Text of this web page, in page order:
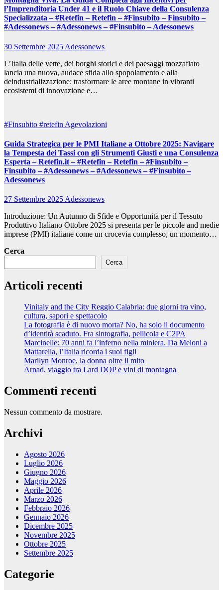
l’Imprenditoria Under 41 e il Ruolo Chiave della Consulenza
Specializzata – #Retefin – Retefin – #Finsubito – Finsubito –
#Adessonews – #Adessonews – #Finsubito – Adessonews
30 Settembre 2025 Adessonews
L’Italia delle vette, dei borghi storici e dei paesaggi mozzafiato
lancia una nuova, audace sfida allo spopolamento e alla
deindustrializzazione: trasformare le aree montane in vibranti
ecosistemi di innovazione e…
#Finsubito #retefin Agevolazioni
Guida Strategica per le PMI Italiane a Ottobre 2025: Navigare
la Tempesta dei Tassi con gli Strumenti Giusti e una Consulenza
Esperta – Retefin.it – #Retefin – Retefin – #Finsubito –
Finsubito – #Adessonews – #Adessonews – #Finsubito –
Adessonews
27 Settembre 2025 Adessonews
Introduzione: Un Autunno di Sfide e Opportunità per il Tessuto
Produttivo Italiano Ottobre 2025 si presenta per le piccole and medie
imprese (PMI) italiane come un crocevia complesso, un momento…
Cerca
Cerca
Articoli recenti
Vinitaly and the City Reggio Calabria: due giorni tra vino,
cultura, sapori e spettacolo
La fotografia è di nuovo morta? No, ha solo il documento
d’identità scaduto. Fra sintografia, pellicola e C2PA
Marcinelle: 70 anni fa l’inferno nella miniera. Da Meloni a
Mattarella, l’Italia ricorda i suoi figli
Marilyn Monroe, la donna oltre il mito
Arnad, viaggio tra Lard DOP e vini di montagna
Commenti recenti
Nessun commento da mostrare.
Archivi
Agosto 2026
Luglio 2026
Giugno 2026
Maggio 2026
Aprile 2026
Marzo 2026
Febbraio 2026
Gennaio 2026
Dicembre 2025
Novembre 2025
Ottobre 2025
Settembre 2025
Categorie